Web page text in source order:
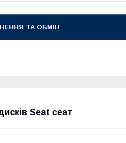
ТА ОБМІН
Seat сеат